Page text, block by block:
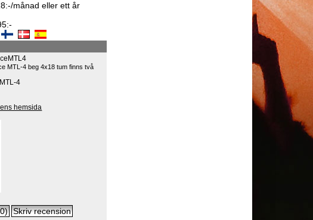
månad eller ett år
MTL-4 beg 4x18 tum finns två
4
hemsida